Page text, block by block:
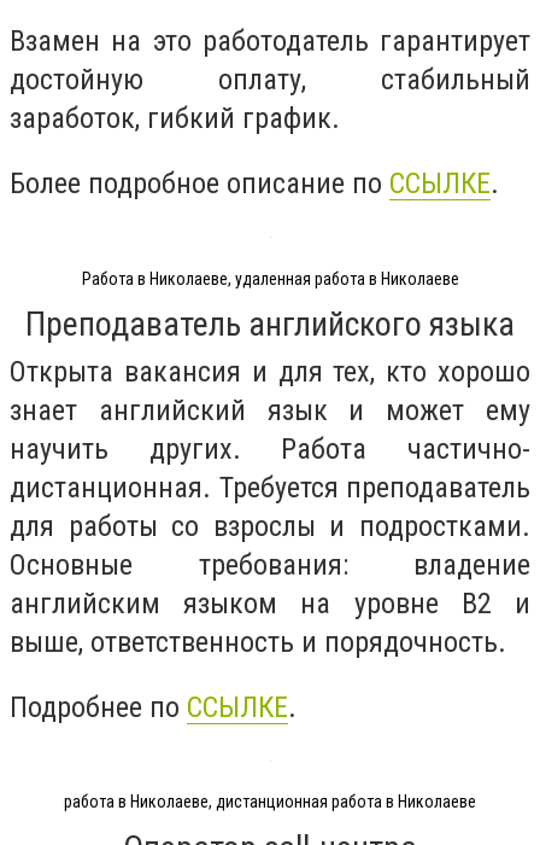
Взамен на это работодатель гарантирует
достойную оплату, стабильный
заработок, гибкий график.
Более подробное описание по ССЫЛКЕ.
Работа в Николаеве, удаленная работа в Николаеве
Преподаватель английского языка
Открыта вакансия и для тех, кто хорошо
знает английский язык и может ему
научить других. Работа частично-
дистанционная. Требуется преподаватель
для работы со взрослы и подростками.
Основные требования: владение
английским языком на уровне B2 и
выше, ответственность и порядочность.
Подробнее по ССЫЛКЕ.
работа в Николаеве, дистанционная работа в Николаеве